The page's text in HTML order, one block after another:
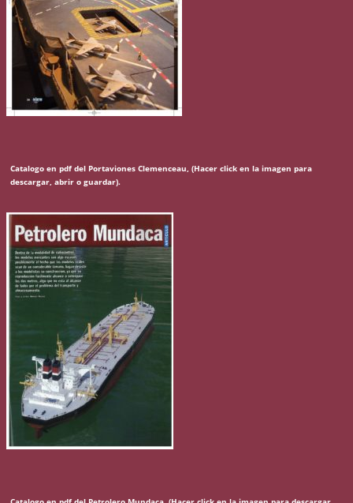
Catalogo en pdf del Portaviones Clemenceau, (Hacer click en la imagen para
descargar, abrir o guardar).